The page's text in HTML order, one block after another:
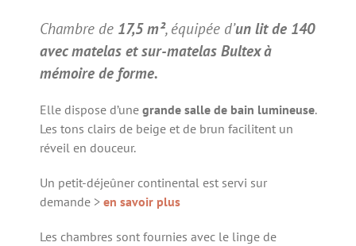
Chambre de 17,5 m², équipée d’un lit de 140
avec matelas et sur-matelas Bultex à
mémoire de forme.
Elle dispose d’une grande salle de bain lumineuse.
Les tons clairs de beige et de brun facilitent un
réveil en douceur.
Un petit-déjeûner continental est servi sur
demande > en savoir plus
Les chambres sont fournies avec le linge de